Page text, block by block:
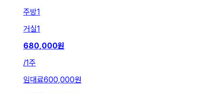
주방1
거실1
680,000원
/1주
임대료600,000원